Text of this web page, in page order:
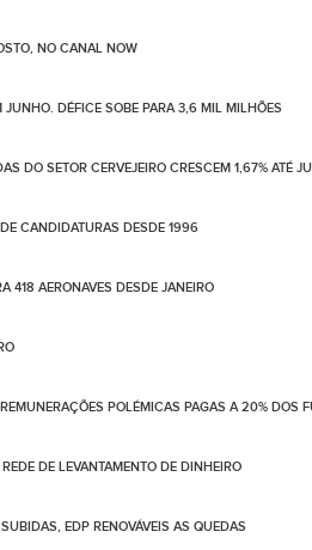
NO CANAL NOW
JUNHO. DÉFICE SOBE PARA 3,6 MIL MILHÕES
DO SETOR CERVEJEIRO CRESCEM 1,67% ATÉ
CANDIDATURAS DESDE 1996
418 AERONAVES DESDE JANEIRO
POLÉMICAS PAGAS A 20% DOS
DE LEVANTAMENTO DE DINHEIRO
EDP RENOVÁVEIS AS QUEDAS